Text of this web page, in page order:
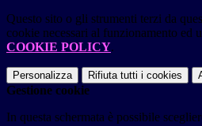
Questo sito o gli strumenti terzi da
cookie necessari al funzionamento ed
COOKIE POLICY.
Personalizza Rifiuta tutti i cookies
Gestione cookie
In questa schermata è possibile